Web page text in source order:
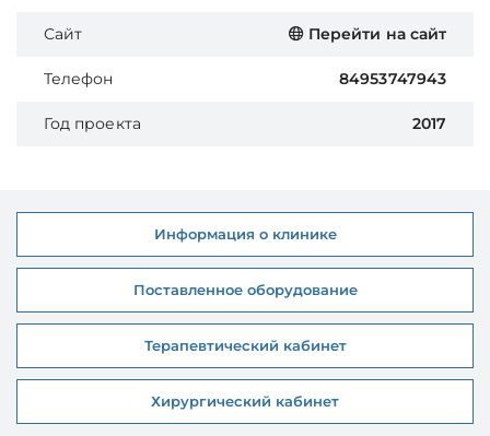
Сайт Перейти на сайт
Телефон 84953747943
Год проекта 2017
Информация о клинике
Поставленное оборудование
Терапевтический кабинет
Хирургический кабинет